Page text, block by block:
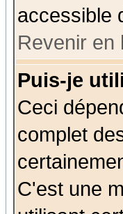
accessible
Revenir en
Puis-je
Ceci
complet
C'est une